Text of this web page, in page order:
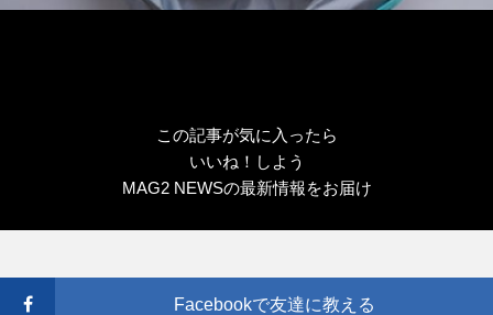
この記事が気に入ったら
いいね！しよう
MAG2 NEWSの最新情報をお届け
Facebookで友達に教える